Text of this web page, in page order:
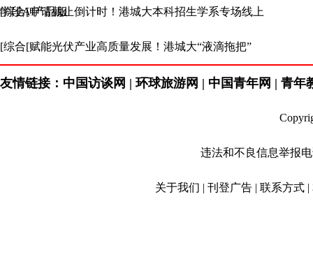
学段AI产品服
[综合[申请截止倒计时！港城大本科招生学系专场线上
[综合[赋能光伏产业高质量发展！港城大“液滴拖把”
友情链接：中国访谈网 | 环球旅游网 | 中国青年网 | 青年
违法和不良信息举报电
关于我们 | 刊登广告 | 联系方式